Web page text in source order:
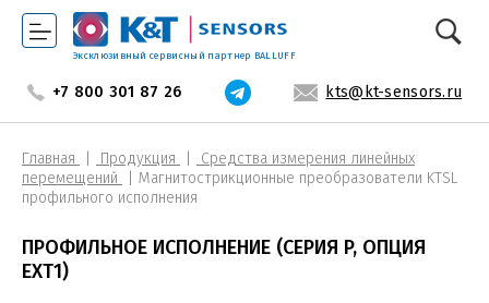
Эксклюзивный сервисный партнер BALLUFF
+7 800 301 87 26 kts@kt-sensors.ru
Главная Продукция
Средства измерения линейных
перемещений
Магнитострикционные преобразователи KTSL
профильного исполнения
ПРОФИЛЬНОЕ ИСПОЛНЕНИЕ (СЕРИЯ P, ОПЦИЯ
EXT1)